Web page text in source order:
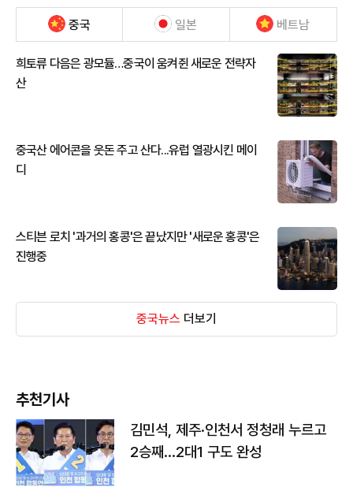
중국 일본 베트남
희토류 다음은 광모듈…중국이 움켜쥔 새로운 전략자
산
중국산 에어콘을 웃돈 주고 산다...유럽 열광시킨 메이
디
스티븐 로치 '과거의 홍콩'은 끝났지만 '새로운 홍콩'은
진행중
중국뉴스 더보기
추천기사
김민석, 제주·인천서 정청래 누르고
2승째…2대1 구도 완성